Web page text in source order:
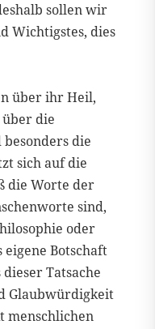
sollen wir
Wichtigstes, dies
über ihr Heil,
die
die
sich auf die
die Worte der
sind,
oder
eigene Botschaft
Tatsache
Glaubwürdigkeit
menschlichen